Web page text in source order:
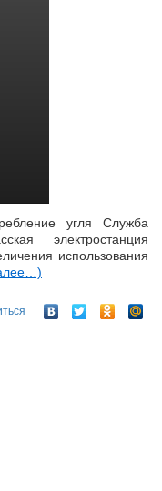
угля Служба
электростанция
использования